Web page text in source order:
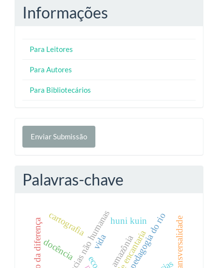
Informações
Para Leitores
Para Autores
Para Bibliotecários
Enviar
Submissão
Enviar Submissão
Palavras-chave
amazônia
docências não humanas
docência vida pedagogia do rio transversalidade
cartografia huni kuin